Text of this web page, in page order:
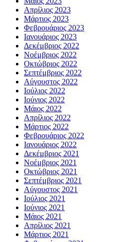
Απρίλιος 2023
Μάρτιος 2023
Φεβρουάριος 2023
Ιανουάριος 2023
Δεκέμβριος 2022
Νοέμβριος 2022
Οκτώβριος 2022
Σεπτέμβριος 2022
Αύγουστος 2022
Ιούλιος 2022
Ιούνιος 2022
Μάιος 2022
Απρίλιος 2022
Μάρτιος 2022
Φεβρουάριος 2022
Ιανουάριος 2022
Δεκέμβριος 2021
Νοέμβριος 2021
Οκτώβριος 2021
Σεπτέμβριος 2021
Αύγουστος 2021
Ιούλιος 2021
Ιούνιος 2021
Μάιος 2021
Απρίλιος 2021
Μάρτιος 2021